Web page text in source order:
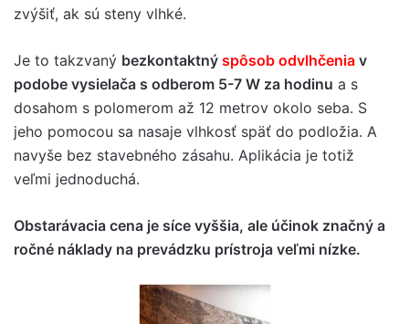
zvýšiť, ak sú steny vlhké.
Je to takzvaný bezkontaktný spôsob odvlhčenia v
podobe vysielača s odberom 5-7 W za hodinu a s
dosahom s polomerom až 12 metrov okolo seba. S
jeho pomocou sa nasaje vlhkosť späť do podložia. A
navyše bez stavebného zásahu. Aplikácia je totiž
veľmi jednoduchá.
Obstarávacia cena je síce vyššia, ale účinok značný a
ročné náklady na prevádzku prístroja veľmi nízke.